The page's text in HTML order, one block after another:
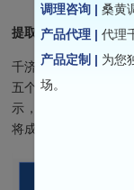
提取工艺：五层分离
千济方依托国家大科
五个层级对金边桑黄
示，其总多糖、还原
将成为美国AMP
调理咨询 | 桑黄
产品代理 | 代理
产品定制 | 为您
场。